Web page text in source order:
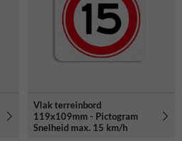
Vlak terreinbord
119x109mm - Pictogram
Snelheid max. 15 km/h